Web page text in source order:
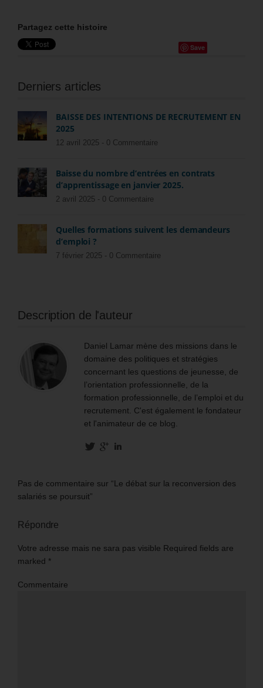
Partagez cette histoire
Save
Derniers articles
BAISSE DES INTENTIONS DE RECRUTEMENT EN
2025
12 avril 2025 - 0 Commentaire
Baisse du nombre d’entrées en contrats
d’apprentissage en janvier 2025.
2 avril 2025 - 0 Commentaire
Quelles formations suivent les demandeurs
d’emploi ?
7 février 2025 - 0 Commentaire
Description de l'auteur
Daniel Lamar mène des missions dans le
domaine des politiques et stratégies
concernant les questions de jeunesse, de
l’orientation professionnelle, de la
formation professionnelle, de l’emploi et du
recrutement. C'est également le fondateur
et l'animateur de ce blog.
Pas de commentaire sur “Le débat sur la reconversion des
salariés se poursuit”
Répondre
Votre adresse mais ne sara pas visible Required fields are
marked *
Commentaire